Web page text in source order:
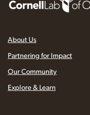
About Us
Partnering for Impact
Our Community
Explore & Learn